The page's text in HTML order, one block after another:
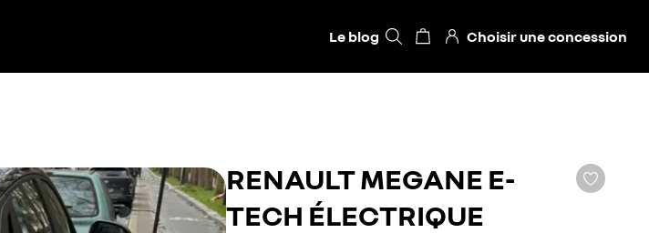
Le blog Choisir une concession
RENAULTMEGANE E-
TECH ÉLECTRIQUE